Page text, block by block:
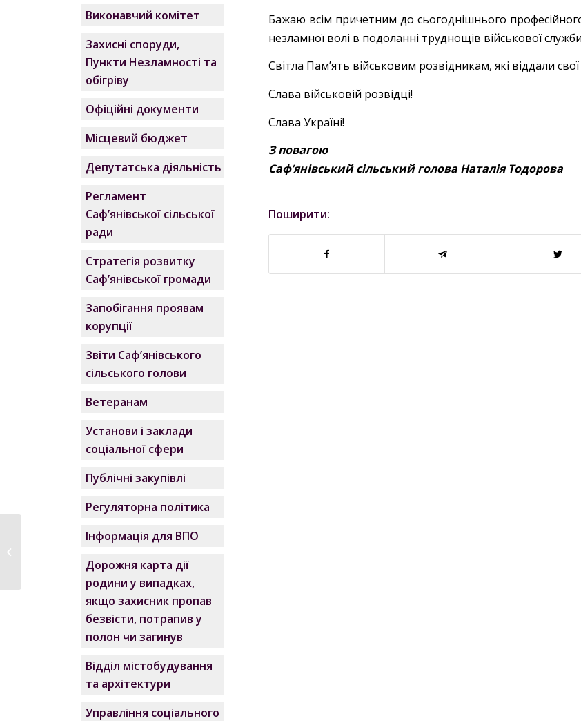
Бажаю всім причетним до сьогоднішнього
незламної волі в подоланні труднощів військової
Світла Пам’ять військовим розвідникам, які віддали
Слава військовій розвідці!
Слава Україні!
З повагою
Саф’янівський сільський голова Наталія Тодорова
Поширити:
Виконавчий комітет
Захисні споруди,
Пункти Незламності та
обігріву
Офіційні документи
Місцевий бюджет
Депутатська діяльність
Регламент
Саф’янівської сільської
ради
Стратегія розвитку
Саф’янівської громади
Запобігання проявам
корупції
Звіти Саф’янівського
сільського голови
Ветеранам
Установи і заклади
соціальної сфери
Публічні закупівлі
Регуляторна політика
Інформація для ВПО
Дорожня карта дії
родини у випадках,
якщо захисник пропав
безвісти, потрапив у
полон чи загинув
Відділ містобудування
та архітектури
Управління соціального
Гід з держпослуг для